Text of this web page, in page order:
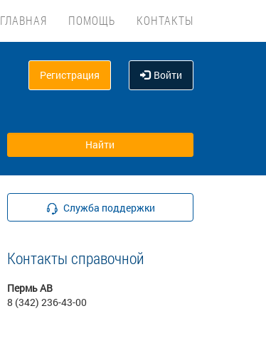
ГЛАВНАЯ ПОМОЩЬ КОНТАКТЫ
Регистрация Войти
Служба поддержки
Контакты справочной
Пермь АВ
8 (342) 236-43-00